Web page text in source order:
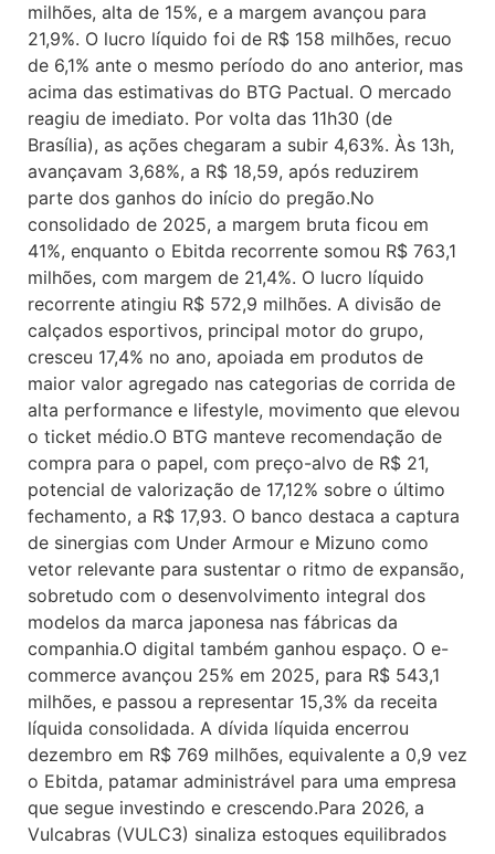
milhões, alta de 15%, e a margem avançou para
21,9%. O lucro líquido foi de R$ 158 milhões, recuo
de 6,1% ante o mesmo período do ano anterior, mas
acima das estimativas do BTG Pactual. O mercado
reagiu de imediato. Por volta das 11h30 (de
Brasília), as ações chegaram a subir 4,63%. Às 13h,
avançavam 3,68%, a R$ 18,59, após reduzirem
parte dos ganhos do início do pregão.No
consolidado de 2025, a margem bruta ficou em
41%, enquanto o Ebitda recorrente somou R$ 763,1
milhões, com margem de 21,4%. O lucro líquido
recorrente atingiu R$ 572,9 milhões. A divisão de
calçados esportivos, principal motor do grupo,
cresceu 17,4% no ano, apoiada em produtos de
maior valor agregado nas categorias de corrida de
alta performance e lifestyle, movimento que elevou
o ticket médio.O BTG manteve recomendação de
compra para o papel, com preço-alvo de R$ 21,
potencial de valorização de 17,12% sobre o último
fechamento, a R$ 17,93. O banco destaca a captura
de sinergias com Under Armour e Mizuno como
vetor relevante para sustentar o ritmo de expansão,
sobretudo com o desenvolvimento integral dos
modelos da marca japonesa nas fábricas da
companhia.O digital também ganhou espaço. O e-
commerce avançou 25% em 2025, para R$ 543,1
milhões, e passou a representar 15,3% da receita
líquida consolidada. A dívida líquida encerrou
dezembro em R$ 769 milhões, equivalente a 0,9 vez
o Ebitda, patamar administrável para uma empresa
que segue investindo e crescendo.Para 2026, a
Vulcabras (VULC3) sinaliza estoques equilibrados